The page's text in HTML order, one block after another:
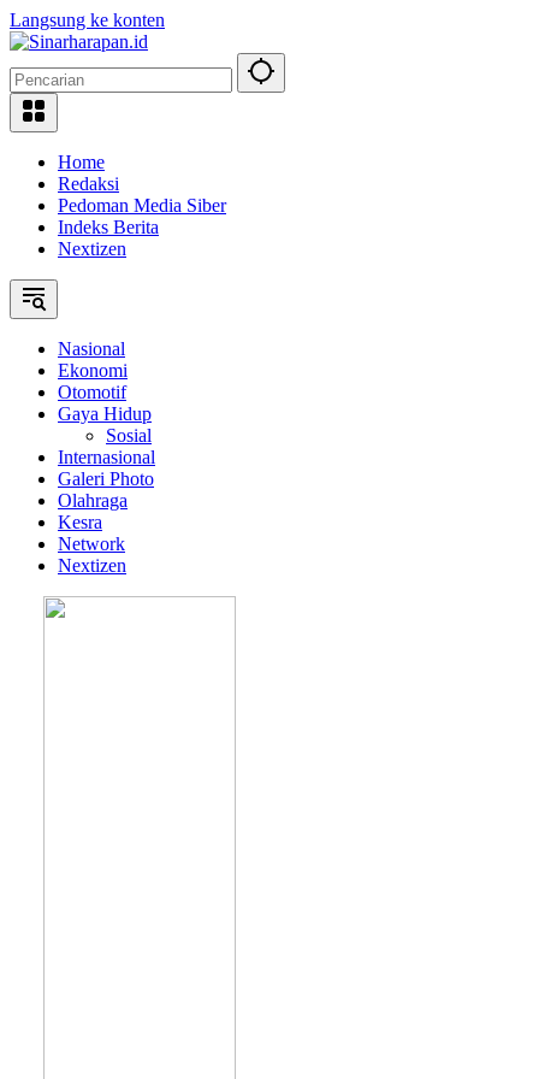
Langsung ke konten
Home
Redaksi
Pedoman Media Siber
Indeks Berita
Nextizen
Nasional
Ekonomi
Otomotif
Gaya Hidup
Sosial
Internasional
Galeri Photo
Olahraga
Kesra
Network
Nextizen